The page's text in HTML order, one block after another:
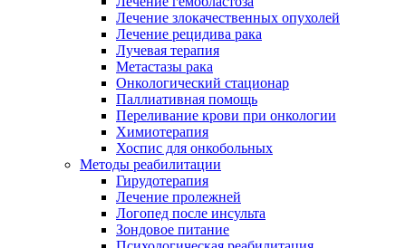
Лечение злокачественных опухолей
Лечение рецидива рака
Лучевая терапия
Метастазы рака
Онкологический стационар
Паллиативная помощь
Переливание крови при онкологии
Химиотерапия
Хоспис для онкобольных
Методы реабилитации
Гирудотерапия
Лечение пролежней
Логопед после инсульта
Зондовое питание